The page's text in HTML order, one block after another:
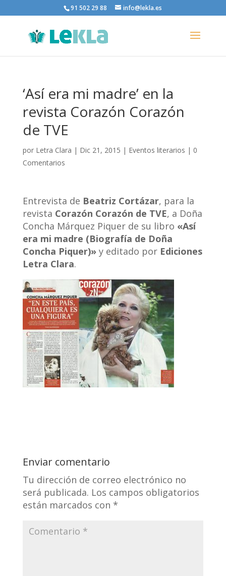
91 502 29 88 info@lekla.es
‘Así era mi madre’ en la
revista Corazón Corazón
de TVE
por Letra Clara | Dic 21, 2015 | Eventos literarios | 0
Comentarios
Entrevista de Beatriz Cortázar, para la
revista Corazón Corazón de TVE, a Doña
Concha Márquez Piquer de su libro «Así
era mi madre (Biografía de Doña
Concha Piquer)»y editado por Ediciones
Letra Clara.
Enviar comentario
Tu dirección de correo electrónico no
será publicada. Los campos obligatorios
están marcados con *